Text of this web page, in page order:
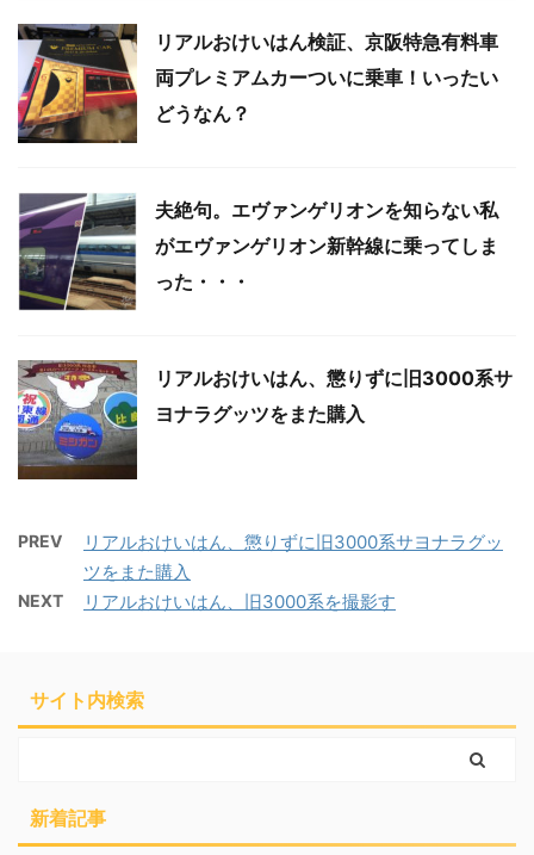
リアルおけいはん検証、京阪特急有料車
両プレミアムカーついに乗車！いったい
どうなん？
夫絶句。エヴァンゲリオンを知らない私
がエヴァンゲリオン新幹線に乗ってしま
った・・・
リアルおけいはん、懲りずに旧3000系サ
ヨナラグッツをまた購入
PREV
リアルおけいはん、懲りずに旧3000系サヨナラグッ
ツをまた購入
NEXT リアルおけいはん、旧3000系を撮影す
サイト内検索
新着記事